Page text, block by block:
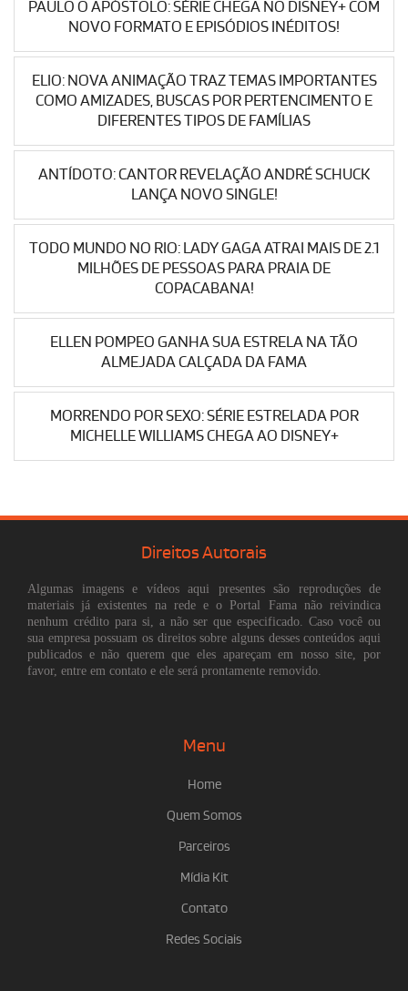
PAULO O APÓSTOLO: SÉRIE CHEGA NO DISNEY+ COM
NOVO FORMATO E EPISÓDIOS INÉDITOS!
ELIO: NOVA ANIMAÇÃO TRAZ TEMAS IMPORTANTES
COMO AMIZADES, BUSCAS POR PERTENCIMENTO E
DIFERENTES TIPOS DE FAMÍLIAS
ANTÍDOTO: CANTOR REVELAÇÃO ANDRÉ SCHUCK
LANÇA NOVO SINGLE!
TODO MUNDO NO RIO: LADY GAGA ATRAI MAIS DE 2.1
MILHÕES DE PESSOAS PARA PRAIA DE
COPACABANA!
ELLEN POMPEO GANHA SUA ESTRELA NA TÃO
ALMEJADA CALÇADA DA FAMA
MORRENDO POR SEXO: SÉRIE ESTRELADA POR
MICHELLE WILLIAMS CHEGA AO DISNEY+
Direitos Autorais
Algumas imagens e vídeos aqui presentes são reproduções de
materiais já existentes na rede e o Portal Fama não reivindica
nenhum crédito para si, a não ser que especificado. Caso você ou
sua empresa possuam os direitos sobre alguns desses conteúdos aqui
publicados e não querem que eles apareçam em nosso site, por
favor, entre em contato e ele será prontamente removido.
Menu
Home
Quem Somos
Parceiros
Mídia Kit
Contato
Redes Sociais